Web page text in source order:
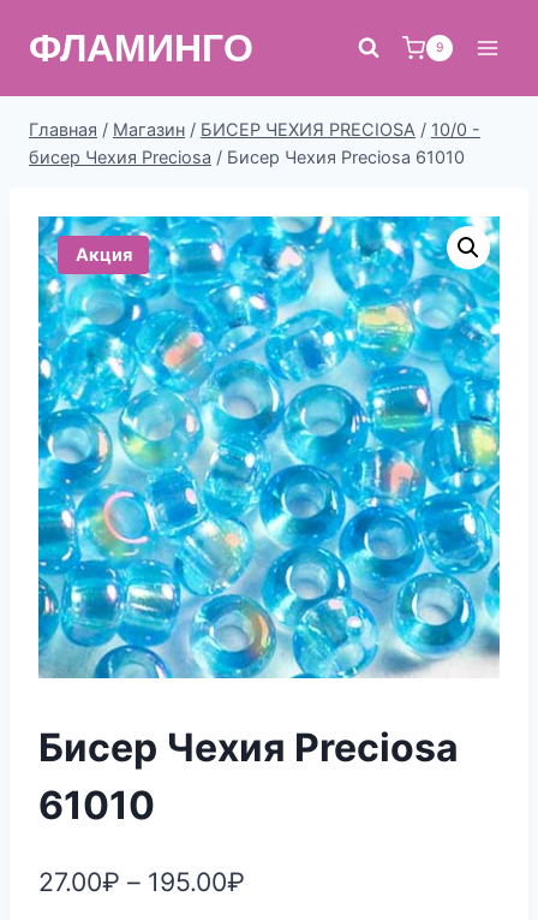
ФЛАМИНГО 9
Главная / Магазин / БИСЕР ЧЕХИЯ PRECIOSA / 10/0 -
бисер Чехия Preciosa / Бисер Чехия Preciosa 61010
Акция
Бисер Чехия Preciosa
61010
27.00₽ – 195.00₽